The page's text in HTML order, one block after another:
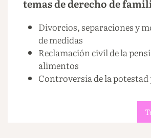
temas de derecho de
Divorcios, separaciones y
de medidas
Reclamación civil de la
alimentos
Controversia de la